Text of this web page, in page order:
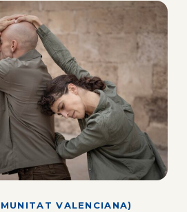
VALENCIANA)